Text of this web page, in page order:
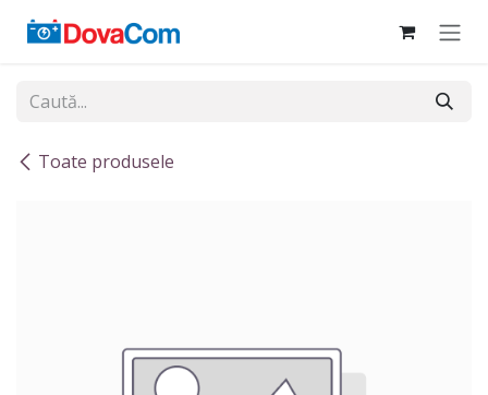
Toate produsele